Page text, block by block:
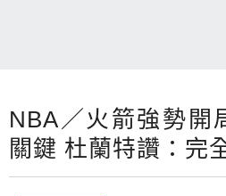
NBA／火箭強勢開
關鍵 杜蘭特讚：完